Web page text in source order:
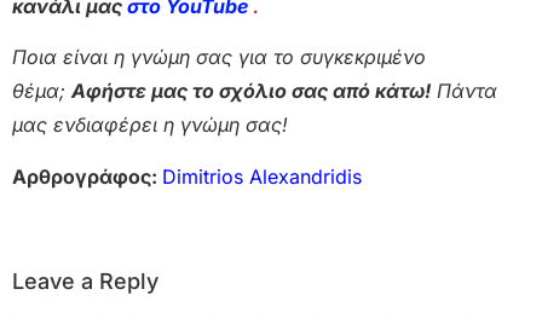
κανάλι μας στο YouTube .
Ποια είναι η γνώμη σας για το συγκεκριμένο
θέμα;Αφήστε μας το σχόλιο σας από κάτω! Πάντα
μας ενδιαφέρει η γνώμη σας!
Αρθρογράφος: Dimitrios Alexandridis
Leave a Reply